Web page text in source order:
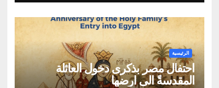
الطاقة
الرئيسية
احتفال مصر بذكرى دخول العائلة
المقدسةً الى ارضها